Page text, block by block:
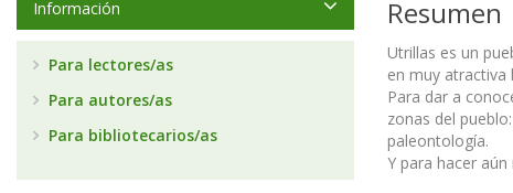
Resumen
Utrillas es un
en muy atractiva
Para dar a
zonas del
paleontología.
Y para hacer
Información
Para lectores/as
Para autores/as
Para bibliotecarios/as